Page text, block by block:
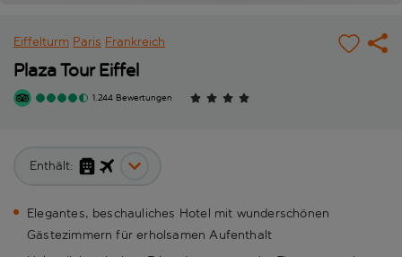
Eiffelturm Paris Frankreich
Plaza Tour Eiffel
1.244 Bewertungen
Enthält:
Elegantes, beschauliches Hotel mit wunderschönen
Gästezimmern für erholsamen Aufenthalt